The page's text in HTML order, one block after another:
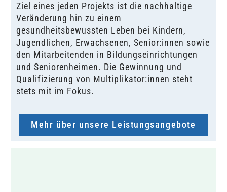
Ziel eines jeden Projekts ist die nachhaltige
Veränderung hin zu einem
gesundheitsbewussten Leben bei Kindern,
Jugendlichen, Erwachsenen, Senior:innen sowie
den Mitarbeitenden in Bildungseinrichtungen
und Seniorenheimen. Die Gewinnung und
Qualifizierung von Multiplikator:innen steht
stets mit im Fokus.
Mehr über unsere Leistungsangebote